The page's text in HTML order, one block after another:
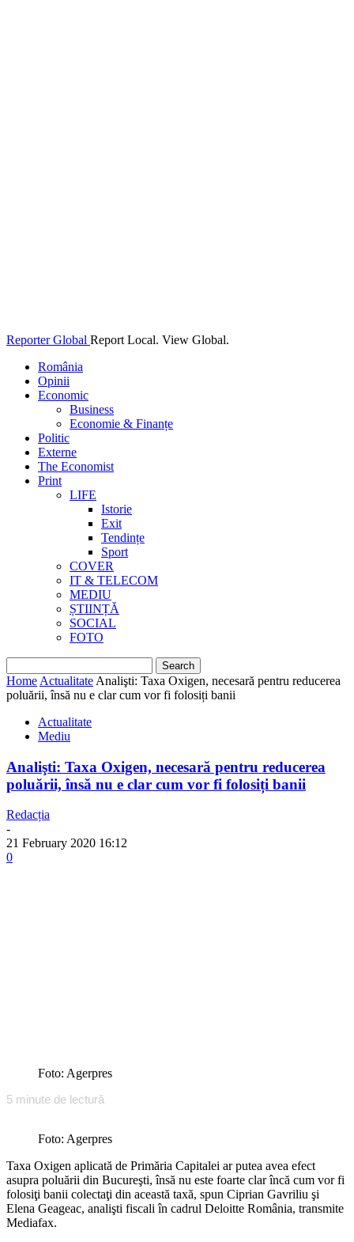
Reporter Global Report Local. View Global.
România
Opinii
Economic
Business
Economie & Finanțe
Politic
Externe
The Economist
Print
LIFE
Istorie
Exit
Tendințe
Sport
COVER
IT & TELECOM
MEDIU
ȘTIINȚĂ
SOCIAL
FOTO
Home Actualitate Analişti: Taxa Oxigen, necesară pentru reducerea
poluării, însă nu e clar cum vor fi folosiți banii
Actualitate
Mediu
Analişti: Taxa Oxigen, necesară pentru reducerea
poluării, însă nu e clar cum vor fi folosiți banii
Redacția
-
21 February 2020 16:12
0
Foto: Agerpres
5 minute de lectură
Foto: Agerpres
Taxa Oxigen aplicată de Primăria Capitalei ar putea avea efect
asupra poluării din Bucureşti, însă nu este foarte clar încă cum vor fi
folosiţi banii colectaţi din această taxă, spun Ciprian Gavriliu şi
Elena Geageac, analişti fiscali în cadrul Deloitte România, transmite
Mediafax.